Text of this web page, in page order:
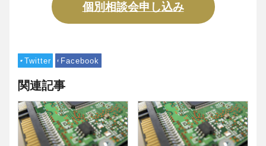
個別相談会申し込み
Twitter Facebook
関連記事